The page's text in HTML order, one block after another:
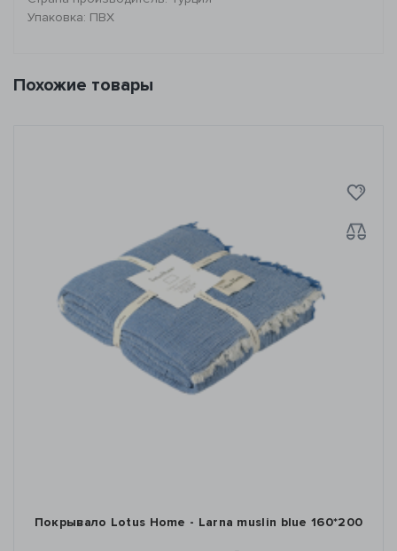
Упаковка: ПВХ
Похожие товары
Покрывало Lotus Home - Larna muslin blue 160*200